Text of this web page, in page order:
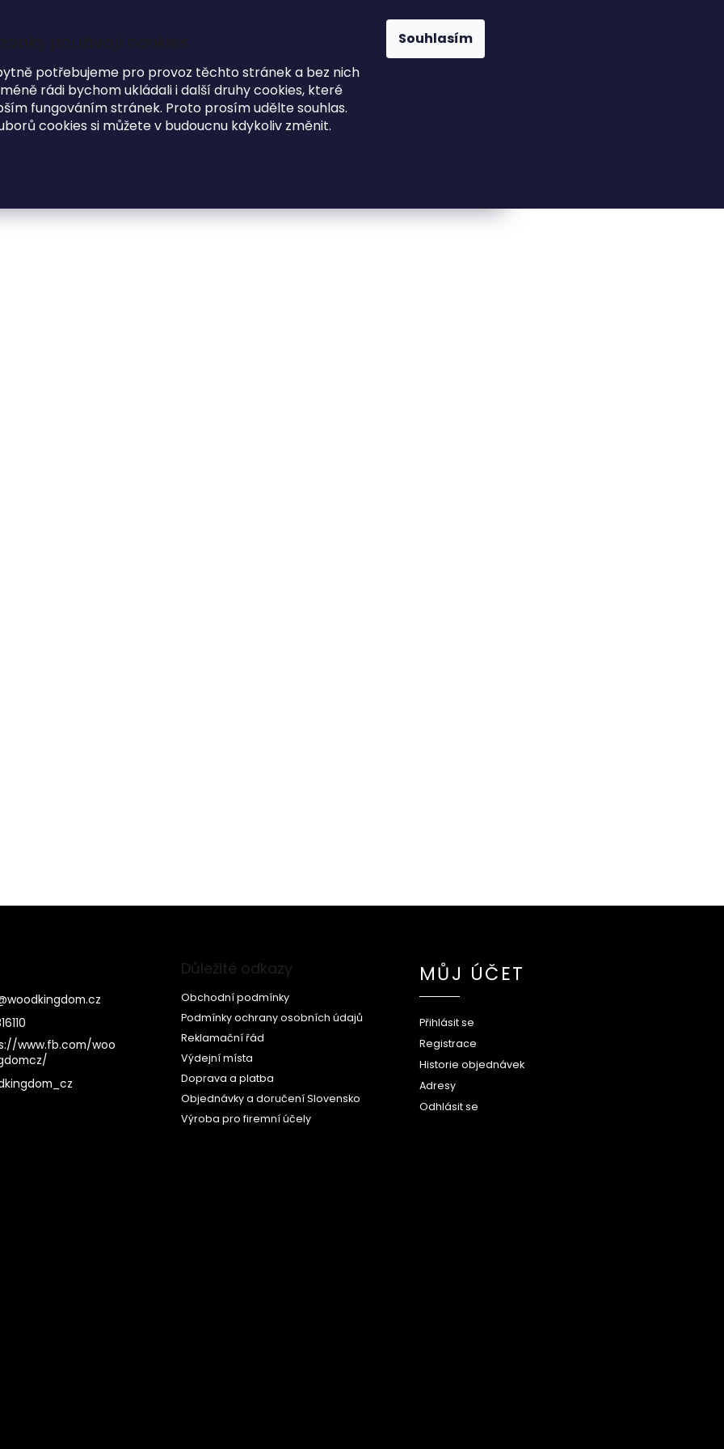
používají cookies
potřebujeme pro provoz těchto stránek a bez nich
rádi bychom ukládali i další druhy cookies, které
fungováním stránek. Proto prosím udělte souhlas.
cookies si můžete v budoucnu kdykoliv změnit.
Souhlasím
723816110
info@woodkingdom.cz
MODNÍ DOPLŇKY O NÁS
na peníze
woodkingdom.cz
www.fb.com/woo
Důležité odkazy
Obchodní podmínky
Podmínky ochrany osobních údajů
Reklamační řád
Výdejní místa
Doprava a platba
Objednávky a doručení Slovensko
Výroba pro firemní účely
MŮJ ÚČET
Přihlásit se
Registrace
Historie objednávek
Adresy
Odhlásit se